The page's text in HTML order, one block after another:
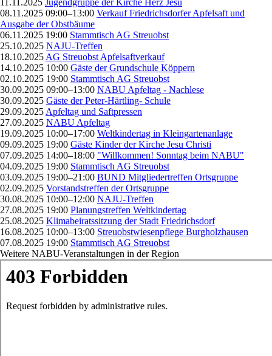
08.11.2025 09:00–13:00 Verkauf Friedrichsdorfer Apfelsaft und
Ausgabe der Obstbäume
06.11.2025 19:00 Stammtisch AG Streuobst
25.10.2025 NAJU-Treffen
18.10.2025 AG Streuobst Apfelsaftverkauf
14.10.2025 10:00 Gäste der Grundschule Köppern
02.10.2025 19:00 Stammtisch AG Streuobst
30.09.2025 09:00–13:00 NABU Apfeltag - Nachlese
30.09.2025 Gäste der Peter-Härtling- Schule
29.09.2025 Apfeltag und Saftpressen
27.09.2025 NABU Apfeltag
19.09.2025 10:00–17:00 Weltkindertag in Kleingartenanlage
09.09.2025 19:00 Gäste Kinder der Kirche Jesu Christi
07.09.2025 14:00–18:00 "Willkommen! Sonntag beim NABU"
04.09.2025 19:00 Stammtisch AG Streuobst
03.09.2025 19:00–21:00 BUND Mitgliedertreffen Ortsgruppe
02.09.2025 Vorstandstreffen der Ortsgruppe
30.08.2025 10:00–12:00 NAJU-Treffen
27.08.2025 19:00 Planungstreffen Weltkindertag
25.08.2025 Klimabeiratssitzung der Stadt Friedrichsdorf
16.08.2025 10:00–13:00 Streuobstwiesenpflege Burgholzhausen
07.08.2025 19:00 Stammtisch AG Streuobst
Weitere NABU-Veranstaltungen in der Region